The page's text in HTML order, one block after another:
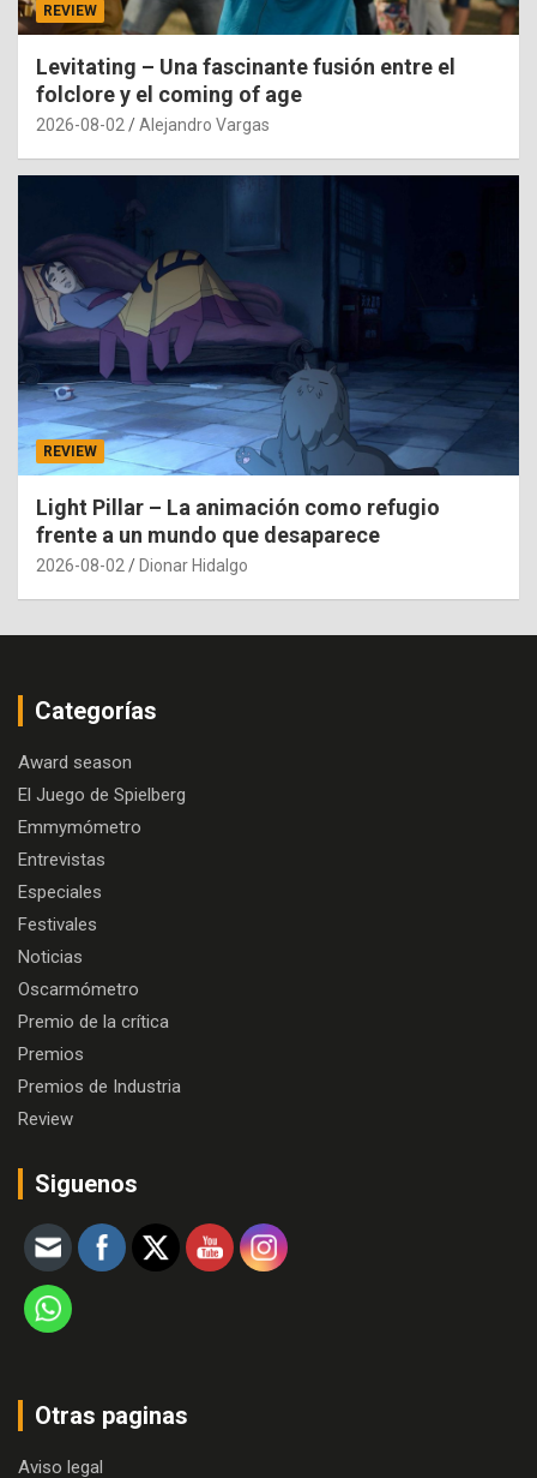
REVIEW
Levitating – Una fascinante fusión entre el
folclore y el coming of age
2026-08-02 Alejandro Vargas
REVIEW
Light Pillar – La animación como refugio
frente a un mundo que desaparece
2026-08-02 Dionar Hidalgo
Categorías
Award season
El Juego de Spielberg
Emmymómetro
Entrevistas
Especiales
Festivales
Noticias
Oscarmómetro
Premio de la crítica
Premios
Premios de Industria
Review
Siguenos
Otras paginas
Aviso legal